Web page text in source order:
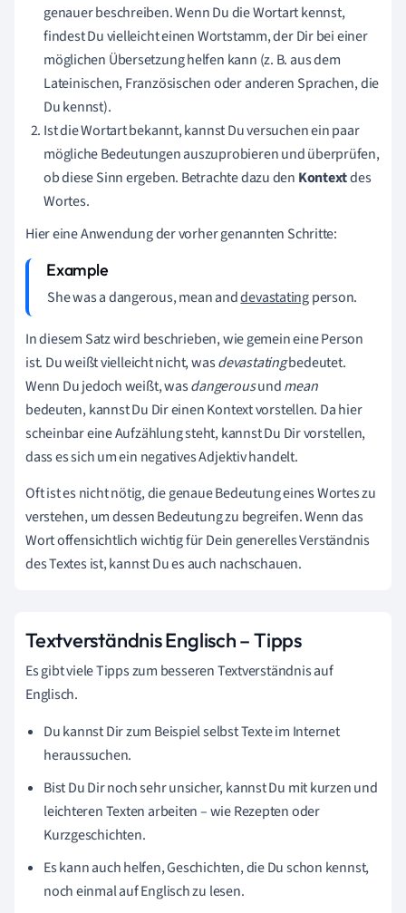
genauer beschreiben. Wenn Du die Wortart kennst,
findest Du vielleicht einen Wortstamm, der Dir bei einer
möglichen Übersetzung helfen kann (z. B. aus dem
Lateinischen, Französischen oder anderen Sprachen, die
Du kennst).
Ist die Wortart bekannt, kannst Du versuchen ein paar
mögliche Bedeutungen auszuprobieren und überprüfen,
ob diese Sinn ergeben. Betrachte dazu den Kontextdes
Wortes.
Hier eine Anwendung der vorher genannten Schritte:
She was a dangerous, mean anddevastatingperson.
In diesem Satz wird beschrieben, wie gemein eine Person
ist. Du weißt vielleicht nicht, wasdevastatingbedeutet.
Wenn Du jedoch weißt, wasdangerousundmean
bedeuten, kannst Du Dir einen Kontext vorstellen. Da hier
scheinbar eine Aufzählung steht, kannst Du Dir vorstellen,
dass es sich um ein negatives Adjektiv handelt.
Oft ist es nicht nötig, die genaue Bedeutung eines Wortes zu
verstehen, um dessen Bedeutung zu begreifen. Wenn das
Wort offensichtlich wichtig für Dein generelles Verständnis
des Textes ist, kannst Du es auch nachschauen.
Textverständnis Englisch – Tipps
Es gibt viele Tipps zum besseren Textverständnis auf
Englisch.
Du kannst Dir zum Beispiel selbst Texte im Internet
heraussuchen.
Bist Du Dir noch sehr unsicher, kannst Du mit kurzen und
leichteren Texten arbeiten – wie Rezepten oder
Kurzgeschichten.
Es kann auch helfen, Geschichten, die Du schon kennst,
noch einmal auf Englisch zu lesen.